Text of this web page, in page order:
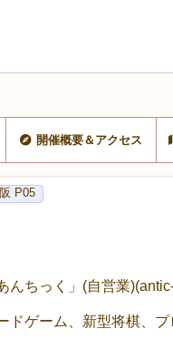
開催概要＆アクセス
P05
んちっく」(自営業
ドゲーム、新型将棋、